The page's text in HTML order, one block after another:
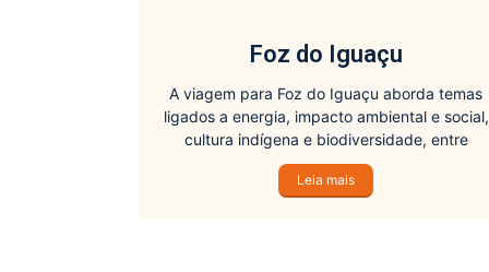
Foz do Iguaçu
A viagem para Foz do Iguaçu aborda temas
ligados a energia, impacto ambiental e social,
cultura indígena e biodiversidade, entre
diversos outros.
Leia mais